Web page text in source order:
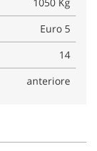
Euro 5
14
anteriore